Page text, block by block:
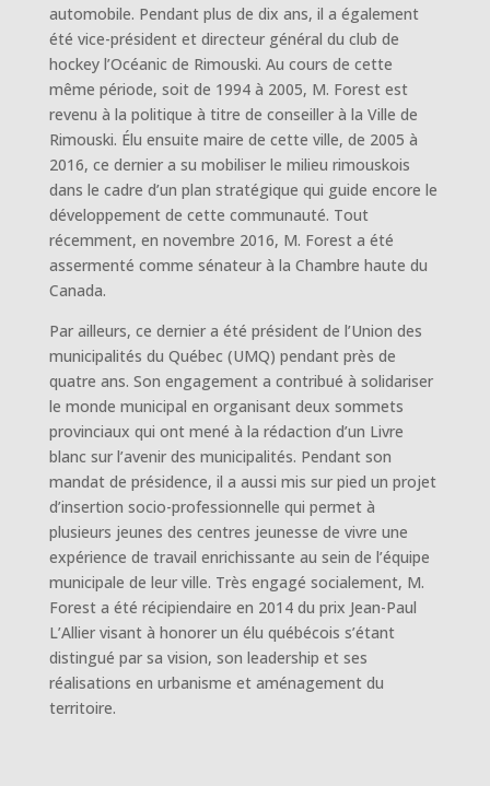
automobile. Pendant plus de dix ans, il a également
été vice-président et directeur général du club de
hockey l’Océanic de Rimouski. Au cours de cette
même période, soit de 1994 à 2005, M. Forest est
revenu à la politique à titre de conseiller à la Ville de
Rimouski. Élu ensuite maire de cette ville, de 2005 à
2016, ce dernier a su mobiliser le milieu rimouskois
dans le cadre d’un plan stratégique qui guide encore le
développement de cette communauté. Tout
récemment, en novembre 2016, M. Forest a été
assermenté comme sénateur à la Chambre haute du
Canada.
Par ailleurs, ce dernier a été président de l’Union des
municipalités du Québec (UMQ) pendant près de
quatre ans. Son engagement a contribué à solidariser
le monde municipal en organisant deux sommets
provinciaux qui ont mené à la rédaction d’un Livre
blanc sur l’avenir des municipalités. Pendant son
mandat de présidence, il a aussi mis sur pied un projet
d’insertion socio-professionnelle qui permet à
plusieurs jeunes des centres jeunesse de vivre une
expérience de travail enrichissante au sein de l’équipe
municipale de leur ville. Très engagé socialement, M.
Forest a été récipiendaire en 2014 du prix Jean-Paul
L’Allier visant à honorer un élu québécois s’étant
distingué par sa vision, son leadership et ses
réalisations en urbanisme et aménagement du
territoire.